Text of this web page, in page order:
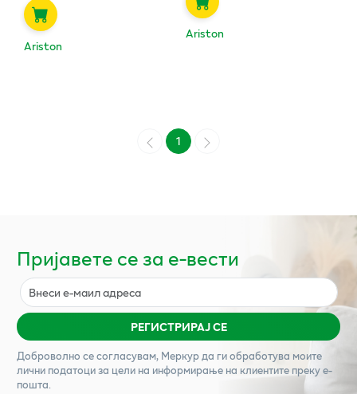
Ariston
Ariston
1
Пријавете се за е-вести
РЕГИСТРИРАЈ СЕ
Доброволно се согласувам, Меркурда ги обработува моите
лични податоци за цели на информирање на клиентите преку е-
пошта.